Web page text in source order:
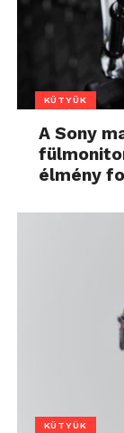
KÜTYÜK
A Sony
élmény
KÜTYÜK